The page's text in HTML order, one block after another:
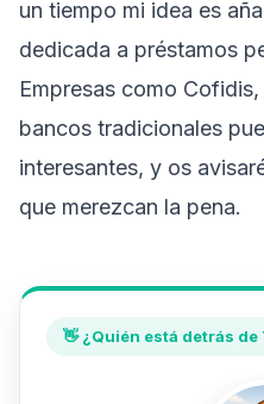
un tiempo mi idea es
dedicada a préstamos
Empresas como
bancos tradicionales
interesantes, y os
que merezcan la pena.
👋 ¿Quién está detrás de